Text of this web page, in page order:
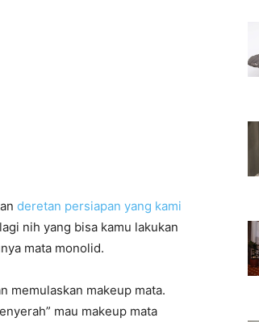
deretan persiapan yang kami
nih yang bisa kamu lakukan
mata monolid.
memulaskan makeup mata.
mau makeup mata